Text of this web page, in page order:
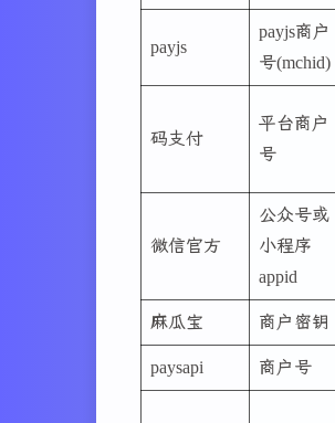
payjs
payjs商户
号(mchid)
码支付
平台商户
号
微信官方
公众号或
小程序
appid
麻瓜宝 商户密钥
paysapi 商户号